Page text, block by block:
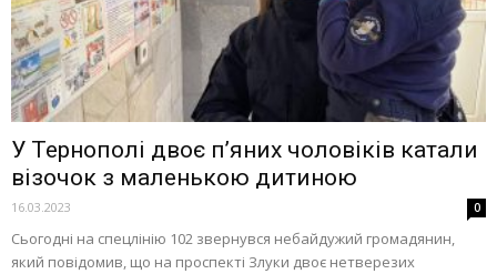
У Тернополі двоє п’яних чоловіків катали
візочок з маленькою дитиною
16.03.2023 0
Сьогодні на спецлінію 102 звернувся небайдужий громадянин,
який повідомив, що на проспекті Злуки двоє нетверезих